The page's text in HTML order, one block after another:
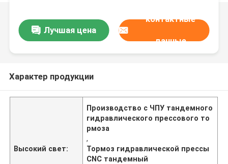
Лучшая цена
контактные
данные
Характер продукции
Высокий свет:
Производство с ЧПУ тандемного
гидравлического прессового то
рмоза
,
Тормоз гидравлической прессы
CNC тандемный